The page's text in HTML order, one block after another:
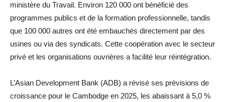
ministère du Travail. Environ 120 000 ont bénéficié des
programmes publics et de la formation professionnelle, tandis
que 100 000 autres ont été embauchés directement par des
usines ou via des syndicats. Cette coopération avec le secteur
privé et les organisations ouvrières a facilité leur réintégration.
L’Asian Development Bank (ADB) a révisé ses prévisions de
croissance pour le Cambodge en 2025, les abaissant à 5,0 %